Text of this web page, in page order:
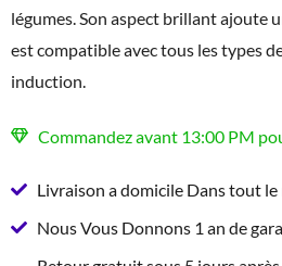
légumes. Son aspect brillant ajoute
est compatible avec tous les types
induction.
Commandez avant 13:00 PM
Livraison a domicile Dans tout le
Nous Vous Donnons 1 an de